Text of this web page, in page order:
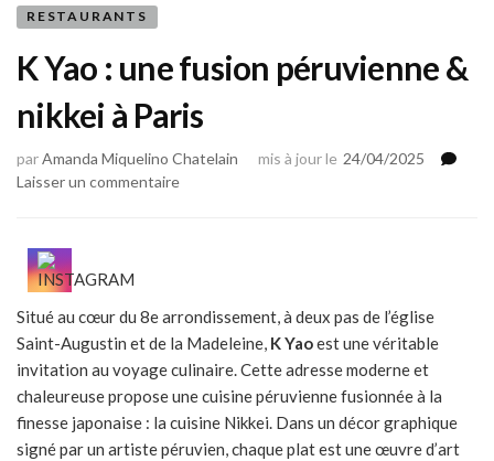
RESTAURANTS
K Yao : une fusion péruvienne &
nikkei à Paris
parAmanda Miquelino Chatelain mis à jour le 24/04/2025
Laisser un commentairesur
péruvienne
&
nikkei
Situé au cœur du 8e arrondissement, à deux pas de l’église
Saint-Augustin et de la Madeleine, K Yaoest une véritable
invitation au voyage culinaire. Cette adresse moderne et
chaleureuse propose une cuisine péruvienne fusionnée à la
finesse japonaise : la cuisine Nikkei. Dans un décor graphique
signé par un artiste péruvien, chaque plat est une œuvre d’art